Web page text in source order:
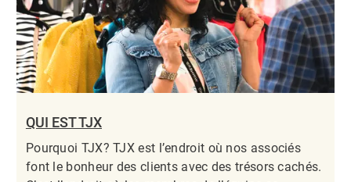
QUI EST TJX
Pourquoi TJX? TJX est l’endroit où nos associés
font le bonheur des clients avec des trésors cachés.